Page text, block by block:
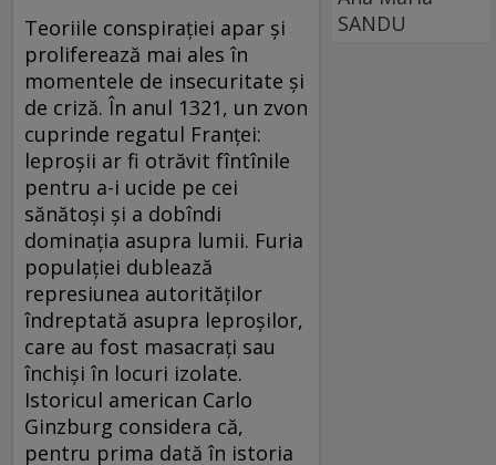
Teoriile conspiraţiei apar şi
proliferează mai ales în
momentele de insecuritate şi
de criză. În anul 1321, un zvon
cuprinde regatul Franţei:
leproşii ar fi otrăvit fîntînile
pentru a-i ucide pe cei
sănătoşi şi a dobîndi
dominaţia asupra lumii. Furia
populaţiei dublează
represiunea autorităţilor
îndreptată asupra leproşilor,
care au fost masacraţi sau
închişi în locuri izolate.
Istoricul american Carlo
Ginzburg considera că,
pentru prima dată în istoria
SANDU